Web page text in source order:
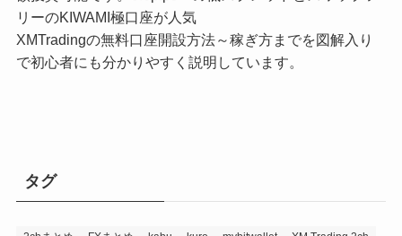
リーのKIWAMI極口座が人気
XMTradingの無料口座開設方法～稼ぎ方までを図解入り
で初心者にも分かりやすく説明しています。
タグ